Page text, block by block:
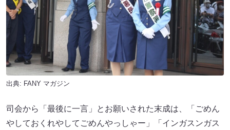
出典: FANY マガジン
司会から「最後に一言」とお願いされた末成は、「ごめん
やしておくれやしてごめんやっしゃー」「インガスンガス